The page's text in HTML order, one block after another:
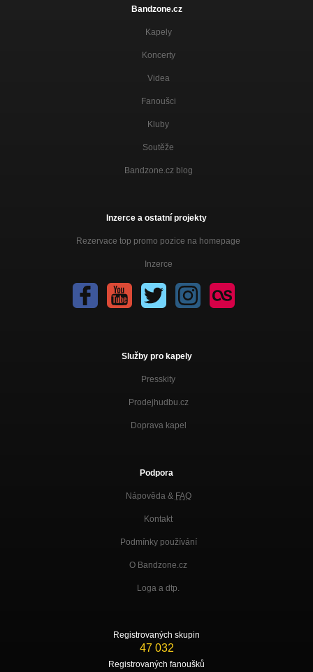
Bandzone.cz
Kapely
Koncerty
Videa
Fanoušci
Kluby
Soutěže
Bandzone.cz blog
Inzerce a ostatní projekty
Rezervace top promo pozice na homepage
Inzerce
Služby pro kapely
Presskity
Prodejhudbu.cz
Doprava kapel
Podpora
Nápověda & FAQ
Kontakt
Podmínky používání
O Bandzone.cz
Loga a dtp.
Registrovaných skupin
47 032
Registrovaných fanoušků